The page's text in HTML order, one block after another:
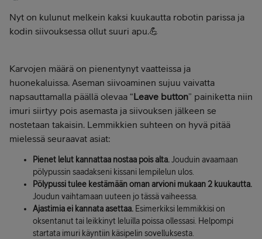
Nyt on kulunut melkein kaksi kuukautta robotin parissa ja
kodin siivouksessa ollut suuri apu.💪
Karvojen määrä on pienentynyt vaatteissa ja
huonekaluissa. Aseman siivoaminen sujuu vaivatta
napsauttamalla päällä olevaa “Leave button” painiketta niin
imuri siirtyy pois asemasta ja siivouksen jälkeen se
nostetaan takaisin. Lemmikkien suhteen on hyvä pitää
mielessä seuraavat asiat:
Pienet lelut kannattaa nostaa pois alta.Jouduin avaamaan
pölypussin saadakseni kissani lempilelun ulos.
Pölypussi tulee kestämään oman arvioni mukaan 2 kuukautta.
Joudun vaihtamaan uuteen jo tässä vaiheessa.
Ajastimia ei kannata asettaa. Esimerkiksi lemmikkisi on
oksentanut tai leikkinyt leluilla poissa ollessasi. Helpompi
startata imuri käyntiin käsipelin sovelluksesta.